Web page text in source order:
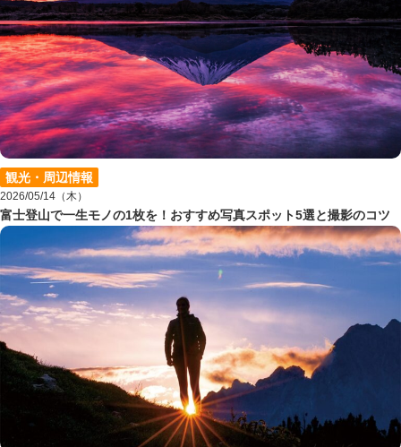
観光・周辺情報
2026/05/14（木）
富士登山で一生モノの1枚を！おすすめ写真スポット5選と撮影のコツ